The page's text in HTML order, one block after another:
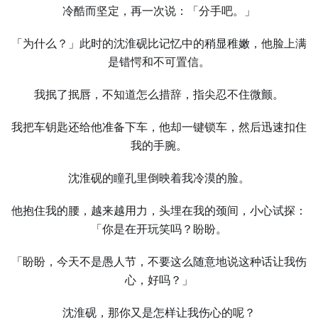
冷酷而坚定，再一次说：「分手吧。」
「为什么？」此时的沈淮砚比记忆中的稍显稚嫩，他脸上满
是错愕和不可置信。
我抿了抿唇，不知道怎么措辞，指尖忍不住微颤。
我把车钥匙还给他准备下车，他却一键锁车，然后迅速扣住
我的手腕。
沈淮砚的瞳孔里倒映着我冷漠的脸。
他抱住我的腰，越来越用力，头埋在我的颈间，小心试探：
「你是在开玩笑吗？盼盼。
「盼盼，今天不是愚人节，不要这么随意地说这种话让我伤
心，好吗？」
沈淮砚，那你又是怎样让我伤心的呢？